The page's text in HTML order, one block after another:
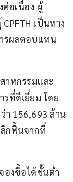
อเนื่อง ผู้
เป็นทาง
รผลตอบแทน
าหกรรมและ
ที่ดีเยี่ยม โดย
า 156,693 ล้าน
กฟื้นจากที่
องซื้อได้ขั้นต่ำ